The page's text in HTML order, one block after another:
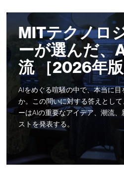
MITテクノロ
ーが選んだ、
流 ［2026年版
AIをめぐる喧騒の中で、本当に
か。この問いに対する答えとし
ーはAIの重要なアイデア、潮流
ストを発表する。